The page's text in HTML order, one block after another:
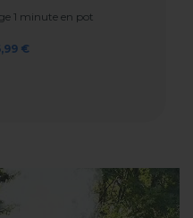
1 minute en pot
€